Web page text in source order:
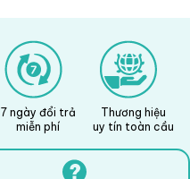
7 ngày đổi trả
miễn phí
Thương hiệu
uy tín toàn cầu